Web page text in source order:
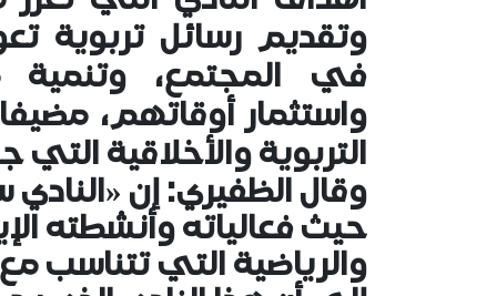
وتقديم رسائل تربوية
في المجتمع،
واستثمار أوقاتهم،
التربوية والأخلاقية التي
وقال الظفيري: إن
حيث فعالياته وأنشطته
والرياضية التي تتناسب